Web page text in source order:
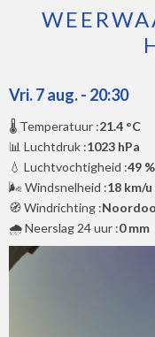
Vri. 7 aug. - 20:30
🌡️ Temperatuur :21.4 °C
📊 Luchtdruk :1023 hPa
💧 Luchtvochtigheid :49 %
🌬️ Windsnelheid :18 km/u
🧭 Windrichting :
🌧️ Neerslag 24 uur :0 mm